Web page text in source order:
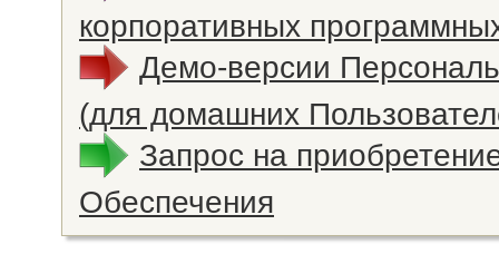
корпоративных
Демо-версии
(для домашних
Запрос на
Обеспечения